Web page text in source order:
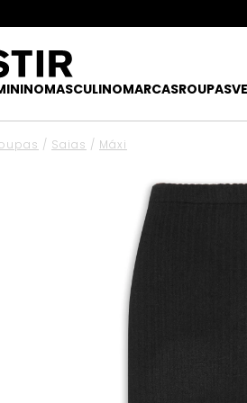
MASCULINOMARCASROUPAS
/ Saias / Máxi